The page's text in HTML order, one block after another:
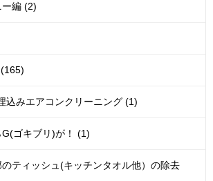
編 (2)
込みエアコンクリーニング (1)
ゴキブリ)が！ (1)
ティッシュ(キッチンタオル他）の除去